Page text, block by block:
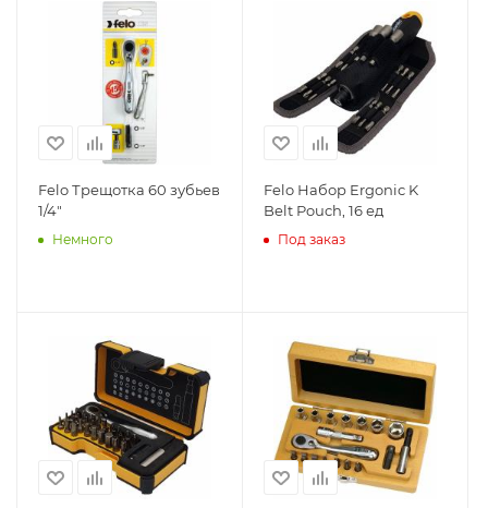
Felo Трещотка 60 зубьев
1/4"
Немного
Felo Набор Ergonic K
Belt Pouch, 16 ед
Под заказ